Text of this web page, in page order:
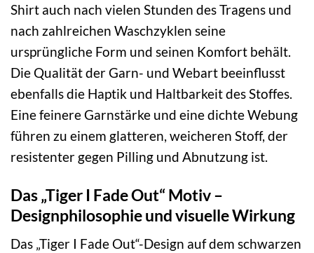
Shirt auch nach vielen Stunden des Tragens und
nach zahlreichen Waschzyklen seine
ursprüngliche Form und seinen Komfort behält.
Die Qualität der Garn- und Webart beeinflusst
ebenfalls die Haptik und Haltbarkeit des Stoffes.
Eine feinere Garnstärke und eine dichte Webung
führen zu einem glatteren, weicheren Stoff, der
resistenter gegen Pilling und Abnutzung ist.
Das „Tiger I Fade Out“ Motiv –
Designphilosophie und visuelle Wirkung
Das „Tiger I Fade Out“-Design auf dem schwarzen